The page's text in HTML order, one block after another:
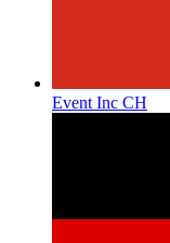
Event Inc CH